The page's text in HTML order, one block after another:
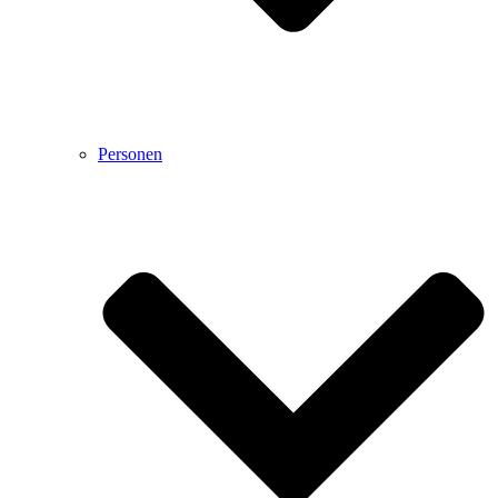
Personen